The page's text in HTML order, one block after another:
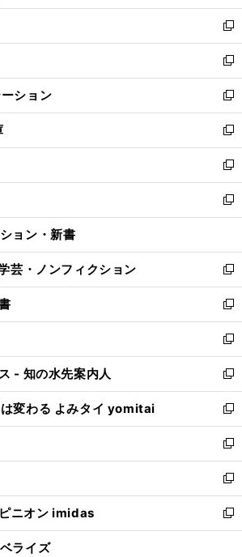
開
く
ウ
で
開
く
ン
ド
ウ
で
開
く
新
し
い
ウ
ィ
ン
ド
ウ
で
開
く
新
し
い
ウ
ィ
ン
ド
ウ
で
開
ション
新
し
い
ウ
ィ
ン
ド
ウ
開
く
新
し
い
ウ
ィ
ン
ウ
で
開
く
新
し
い
ウ
ン
ド
ウ
で
開
く
新
し
ウ
ィ
ン
ド
ウ
で
開
く
ョン・新書
芸・ノンフィクション
新
し
い
ウ
ィ
ン
ド
ウ
で
開
く
新
し
い
ウ
ィ
ン
ド
ウ
で
開
く
新
し
い
ウ
ィ
ン
ド
ウ
で
開
く
- 知の水先案内人
新
し
い
ウ
ィ
ン
ド
ウ
で
開
変わる よみタイ yomitai
新
し
い
ウ
ィ
ン
ド
ウ
新
し
い
ウ
ィ
ン
新
し
い
ウ
ニオン imidas
新
し
ライズ